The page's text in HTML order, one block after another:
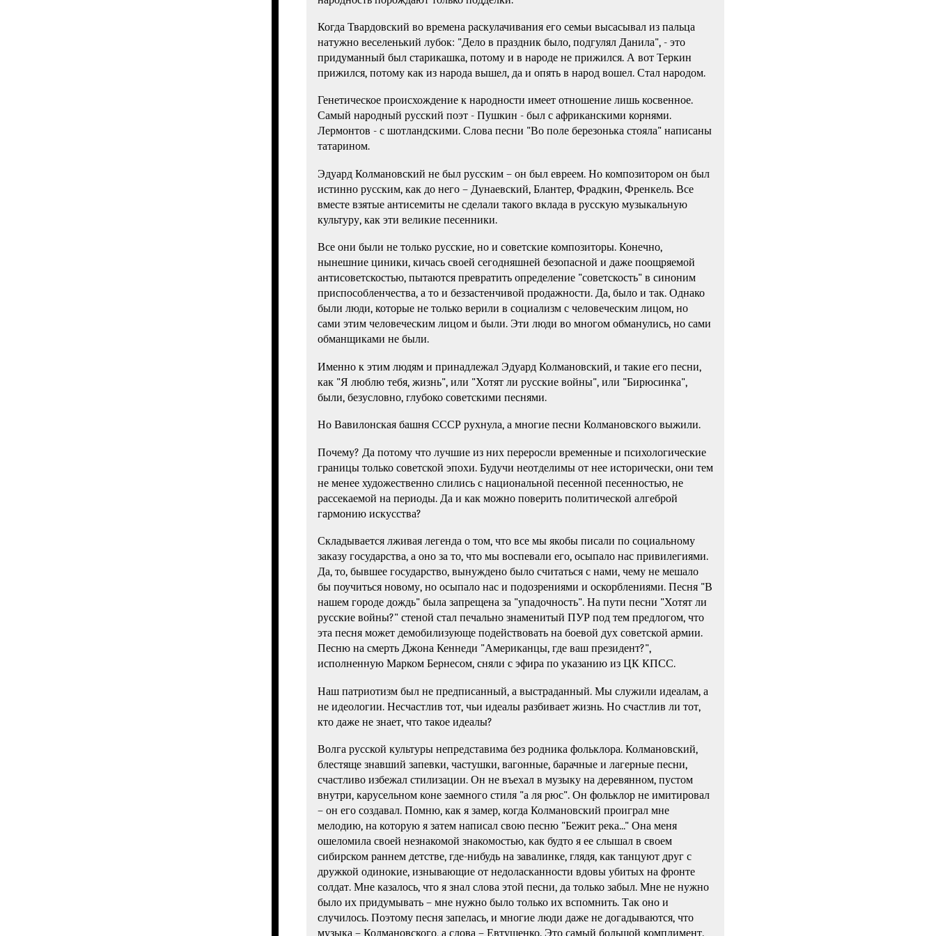
Когда Твардовский во времена раскулачивания его семьи высасывал из пальца
натужно веселенький лубок: "Дело в праздник было, подгулял Данила", - это
придуманный был старикашка, потому и в народе не прижился. А вот Теркин
прижился, потому как из народа вышел, да и опять в народ вошел. Стал народом.
Генетическое происхождение к народности имеет отношение лишь косвенное.
Самый народный русский поэт - Пушкин - был с африканскими корнями.
Лермонтов - с шотландскими. Слова песни "Во поле березонька стояла" написаны
татарином.
Эдуард Колмановский не был русским – он был евреем. Но композитором он был
истинно русским, как до него – Дунаевский, Блантер, Фрадкин, Френкель. Все
вместе взятые антисемиты не сделали такого вклада в русскую музыкальную
культуру, как эти великие песенники.
Все они были не только русские, но и советские композиторы. Конечно,
нынешние циники, кичась своей сегодняшней безопасной и даже поощряемой
антисоветскостью, пытаются превратить определение "советскость" в синоним
приспособленчества, а то и беззастенчивой продажности. Да, было и так. Однако
были люди, которые не только верили в социализм с человеческим лицом, но
сами этим человеческим лицом и были. Эти люди во многом обманулись, но сами
обманщиками не были.
Именно к этим людям и принадлежал Эдуард Колмановский, и такие его песни,
как "Я люблю тебя, жизнь", или "Хотят ли русские войны", или "Бирюсинка",
были, безусловно, глубоко советскими песнями.
Но Вавилонская башня СССР рухнула, а многие песни Колмановского выжили.
Почему? Да потому что лучшие из них переросли временные и психологические
границы только советской эпохи. Будучи неотделимы от нее исторически, они тем
не менее художественно слились с национальной песенной песенностью, не
рассекаемой на периоды. Да и как можно поверить политической алгеброй
гармонию искусства?
Складывается лживая легенда о том, что все мы якобы писали по социальному
заказу государства, а оно за то, что мы воспевали его, осыпало нас привилегиями.
Да, то, бывшее государство, вынуждено было считаться с нами, чему не мешало
бы поучиться новому, но осыпало нас и подозрениями и оскорблениями. Песня "В
нашем городе дождь" была запрещена за "упадочность". На пути песни "Хотят ли
русские войны?" стеной стал печально знаменитый ПУР под тем предлогом, что
эта песня может демобилизующе подействовать на боевой дух советской армии.
Песню на смерть Джона Кеннеди "Американцы, где ваш президент?",
исполненную Марком Бернесом, сняли с эфира по указанию из ЦК КПСС.
Наш патриотизм был не предписанный, а выстраданный. Мы служили идеалам, а
не идеологии. Несчастлив тот, чьи идеалы разбивает жизнь. Но счастлив ли тот,
кто даже не знает, что такое идеалы?
Волга русской культуры непредставима без родника фольклора. Колмановский,
блестяще знавший запевки, частушки, вагонные, барачные и лагерные песни,
счастливо избежал стилизации. Он не въехал в музыку на деревянном, пустом
внутри, карусельном коне заемного стиля "а ля рюс". Он фольклор не имитировал
– он его создавал. Помню, как я замер, когда Колмановский проиграл мне
мелодию, на которую я затем написал свою песню "Бежит река..." Она меня
ошеломила своей незнакомой знакомостью, как будто я ее слышал в своем
сибирском раннем детстве, где-нибудь на завалинке, глядя, как танцуют друг с
дружкой одинокие, изнывающие от недоласканности вдовы убитых на фронте
солдат. Мне казалось, что я знал слова этой песни, да только забыл. Мне не нужно
было их придумывать – мне нужно было только их вспомнить. Так оно и
случилось. Поэтому песня запелась, и многие люди даже не догадываются, что
музыка – Колмановского, а слова – Евтушенко. Это самый большой комплимент.